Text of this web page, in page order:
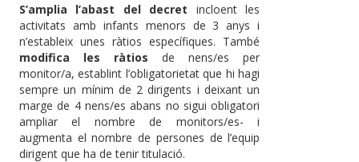
S’amplia l’abast del decret incloent les
activitats amb infants menors de 3 anys i
n’estableix unes ràtios específiques. També
modifica les ràtios de nens/es per
monitor/a, establint l’obligatorietat que hi hagi
sempre un mínim de 2 dirigents i deixant un
marge de 4 nens/es abans no sigui obligatori
ampliar el nombre de monitors/es- i
augmenta el nombre de persones de l’equip
dirigent que ha de tenir titulació.